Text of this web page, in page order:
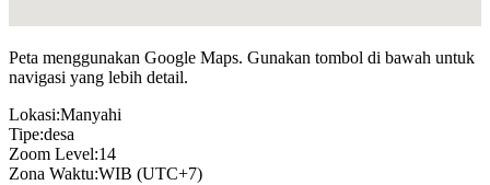
Peta menggunakan Google Maps. Gunakan tombol di bawah untuk
navigasi yang lebih detail.
Lokasi:Manyahi
Tipe:desa
Zoom Level:14
Zona Waktu:WIB (UTC+7)